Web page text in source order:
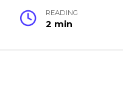
READING
2 min